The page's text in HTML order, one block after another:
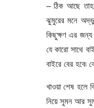
– ঠিক আছে
ঝুমুরের মনে
কিছুক্ষণ এর জন্য
যে কারো সাথে
বাইরে বের হবে৷
খাওয়া শেষ হলে
নিয়ে সুমন আর